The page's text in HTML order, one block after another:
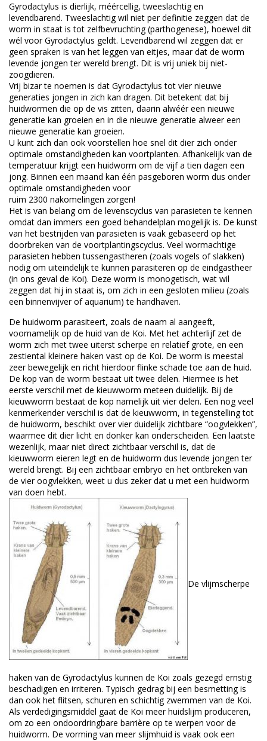
Gyrodactylus is dierlijk, méércellig, tweeslachtig en
levendbarend. Tweeslachtig wil niet per definitie zeggen dat de
worm in staat is tot zelfbevruchting (parthogenese), hoewel dit
wél voor Gyrodactylus geldt. Levendbarend wil zeggen dat er
geen spraken is van het leggen van eitjes, maar dat de worm
levende jongen ter wereld brengt. Dit is vrij uniek bij niet-
zoogdieren.
Vrij bizar te noemen is dat Gyrodactylus tot vier nieuwe
generaties jongen in zich kan dragen. Dit betekent dat bij
huidwormen die op de vis zitten, daarin alwéér een nieuwe
generatie kan groeien en in die nieuwe generatie alweer een
nieuwe generatie kan groeien.
U kunt zich dan ook voorstellen hoe snel dit dier zich onder
optimale omstandigheden kan voortplanten. Afhankelijk van de
temperatuur krijgt een huidworm om de vijf a tien dagen een
jong. Binnen een maand kan één pasgeboren worm dus onder
optimale omstandigheden voor
ruim 2300 nakomelingen zorgen!
Het is van belang om de levenscyclus van parasieten te kennen
omdat dan immers een goed behandelplan mogelijk is. De kunst
van het bestrijden van parasieten is vaak gebaseerd op het
doorbreken van de voortplantingscyclus. Veel wormachtige
parasieten hebben tussengastheren (zoals vogels of slakken)
nodig om uiteindelijk te kunnen parasiteren op de eindgastheer
(in ons geval de Koi). Deze worm is monogetisch, wat wil
zeggen dat hij in staat is, om zich in een gesloten milieu (zoals
een binnenvijver of aquarium) te handhaven.
De huidworm parasiteert, zoals de naam al aangeeft,
voornamelijk op de huid van de Koi. Met het achterlijf zet de
worm zich met twee uiterst scherpe en relatief grote, en een
zestiental kleinere haken vast op de Koi. De worm is meestal
zeer bewegelijk en richt hierdoor flinke schade toe aan de huid.
De kop van de worm bestaat uit twee delen. Hiermee is het
eerste verschil met de kieuwworm meteen duidelijk. Bij de
kieuwworm bestaat de kop namelijk uit vier delen. Een nog veel
kenmerkender verschil is dat de kieuwworm, in tegenstelling tot
de huidworm, beschikt over vier duidelijk zichtbare “oogvlekken”,
waarmee dit dier licht en donker kan onderscheiden. Een laatste
wezenlijk, maar niet direct zichtbaar verschil is, dat de
kieuwworm eieren legt en de huidworm dus levende jongen ter
wereld brengt. Bij een zichtbaar embryo en het ontbreken van
de vier oogvlekken, weet u dus zeker dat u met een huidworm
van doen hebt.
De vlijmscherpe
haken van de Gyrodactylus kunnen de Koi zoals gezegd ernstig
beschadigen en irriteren. Typisch gedrag bij een besmetting is
dan ook het flitsen, schuren en schichtig zwemmen van de Koi.
Als verdedigingsmiddel gaat de Koi meer huidslijm produceren,
om zo een ondoordringbare barrière op te werpen voor de
huidworm. De vorming van meer slijmhuid is vaak ook een